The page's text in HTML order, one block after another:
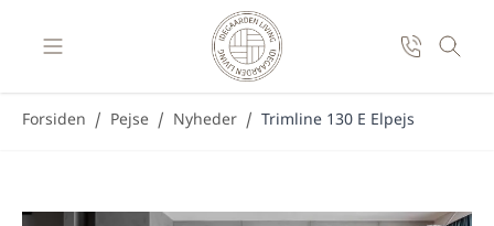
Forsiden / Pejse / Nyheder / Trimline 130 E Elpejs